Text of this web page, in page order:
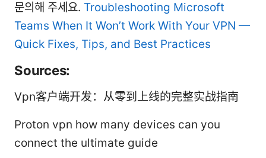
문의해 주세요. Troubleshooting Microsoft
Teams When It Won’t Work With Your VPN —
Quick Fixes, Tips, and Best Practices
Sources:
Vpn客户端开发：从零到上线的完整实战指南
Proton vpn how many devices can you
connect the ultimate guide